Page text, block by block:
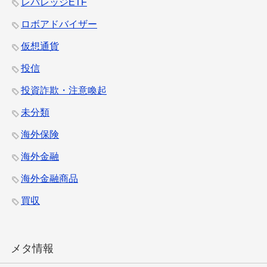
ロボアドバイザー
仮想通貨
投信
投資詐欺・注意喚起
未分類
海外保険
海外金融
海外金融商品
買収
メタ情報